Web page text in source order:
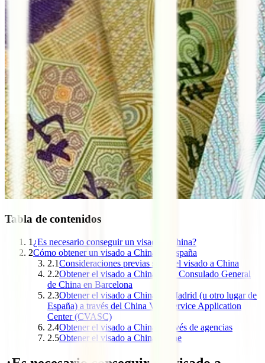
Tabla de contenidos
1 ¿Es necesario conseguir un visado a China?
2Cómo obtener un visado a China en España
2.1Consideraciones previas sobre el visado a China
2.2Obtener el visado a China en el Consulado General
de China en Barcelona
2.3Obtener el visado a China en Madrid (u otro lugar de
España) a través del China Visa Service Application
Center (CVASC)
2.4Obtener el visado a China a través de agencias
2.5Obtener el visado a China online